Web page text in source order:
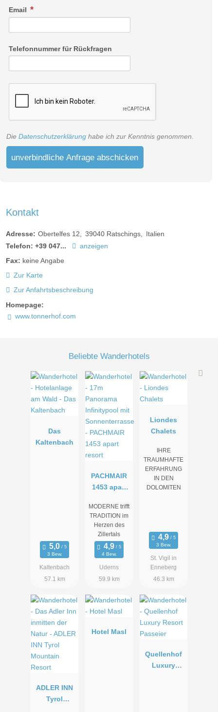
Email
Telefonnummer für Rückfragen
Die Datenschutzerklärung habe ich zur Kenntnis genommen.
unverbindliche Anfrage abschicken
Kontakt
Adresse: Obertelfes 12 39040 Ratschings
Italien
Telefon: +39 047...
anzeigen
Fax: keine Angabe
Zur Karte
Zur Anfahrtsbeschreibung
Homepage:
www.tonnerhof.com
Beliebte Wanderhotels
Das
Kaltenbach
3 Bew.
Kaltenbach
57.1 km
PACHMAIR
1453 apart
MODERNE trifft
TRADITION im
Herzen des
Zillertals
4 Bew.
Uderns
59.9 km
Liondes
Chalets
IHRE
TRAUMHAFTE
ERFAHRUNG
IN DEN
DOLOMITEN
3 Bew.
St. Vigil in
Enneberg
46.3 km
ADLER INN
Tyrol
Hotel Masl
Quellenhof
Luxury